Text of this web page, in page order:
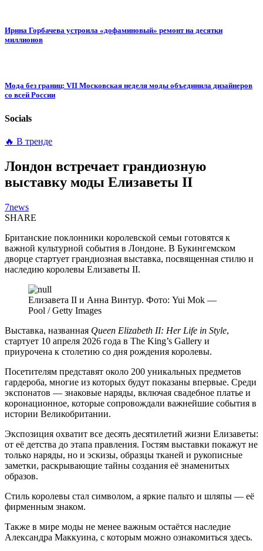
Ирина Горбачева устроила «дофаминовый» ремонт на десятки
миллионов
Мода без границ: VII Московская неделя моды объединила дизайнеров
со всей России
Socials
🔥 В тренде
Лондон встречает грандиозную
выставку моды Елизаветы II
7news
SHARE
Британские поклонники королевской семьи готовятся к
важной культурной события в Лондоне. В Букингемском
дворце стартует грандиозная выставка, посвященная стилю и
наследию королевы Елизаветы II.
Елизавета II и Анна Винтур. Фото: Yui Mok —
Pool / Getty Images
Выставка, названная Queen Elizabeth II: Her Life in Style,
стартует 10 апреля 2026 года в The King’s Gallery и
приурочена к столетию со дня рождения королевы.
Посетителям представят около 200 уникальных предметов
гардероба, многие из которых будут показаны впервые. Среди
экспонатов — знаковые наряды, включая свадебное платье и
коронационное, которые сопровождали важнейшие события в
истории Великобритании.
Экспозиция охватит все десять десятилетий жизни Елизаветы:
от её детства до этапа правления. Гостям выставки покажут не
только наряды, но и эскизы, образцы тканей и рукописные
заметки, раскрывающие тайны создания её знаменитых
образов.
Стиль королевы стал символом, а яркие пальто и шляпы — её
фирменным знаком.
Также в мире моды не менее важным остаётся наследие
Александра Маккуина, с которым можно ознакомиться здесь.